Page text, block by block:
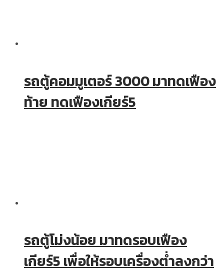
รถตู้คอมมูเตอร์ 3000 มาทดเฟือง
ท้าย ทดเฟืองเกียร์5
รถตู้โม่งน้อย มาทดรอบเฟือง
เกียร์5 เพื่อให้รอบเครื่องต่ำลงกว่า